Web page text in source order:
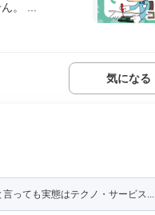
。 ...
気になる
っても実態はテクノ・サービス...